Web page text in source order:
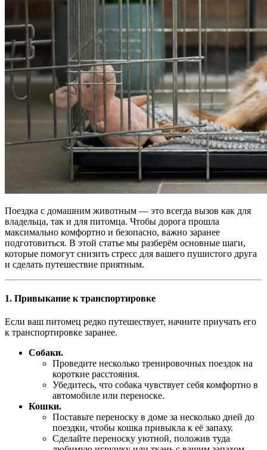
Поездка с домашним животным — это всегда вызов как для
владельца, так и для питомца. Чтобы дорога прошла
максимально комфортно и безопасно, важно заранее
подготовиться. В этой статье мы разберём основные шаги,
которые помогут снизить стресс для вашего пушистого друга
и сделать путешествие приятным.
1. Привыкание к транспортировке
Если ваш питомец редко путешествует, начните приучать его
к транспортировке заранее.
Собаки.
Проведите несколько тренировочных поездок на
короткие расстояния.
Убедитесь, что собака чувствует себя комфортно в
автомобиле или переноске.
Кошки.
Поставьте переноску в доме за несколько дней до
поездки, чтобы кошка привыкла к её запаху.
Сделайте переноску уютной, положив туда